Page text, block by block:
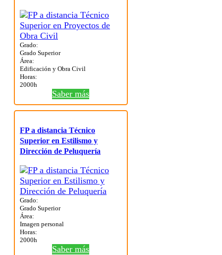
Grado:
Grado Superior
Área:
Edificación y Obra Civil
Horas:
2000h
Saber más
FP a distancia Técnico
Superior en Estilismo y
Dirección de Peluquería
Grado:
Grado Superior
Área:
Imagen personal
Horas:
2000h
Saber más